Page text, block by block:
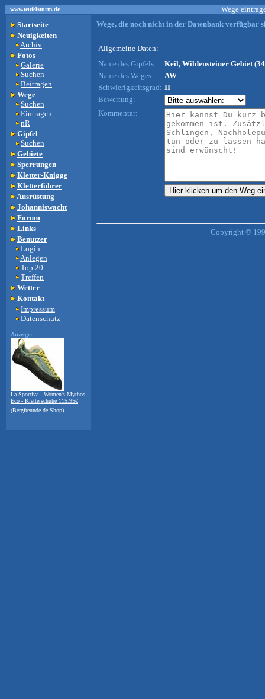
www.teufelsturm.de
Wege
Startseite
Neuigkeiten
Archiv
Fotos
Galerie
Suchen
Beitragen
Wege
Suchen
Eintragen
nR
Gipfel
Suchen
Gebiete
Sperrungen
Kletter-Knigge
Kletterführer
Ausrüstung
Johanniswacht
Forum
Links
Benutzer
Login
Anlegen
Top 20
Treffen
Wetter
Kontakt
Impressum
Datenschutz
Anzeige:
La Sportiva - Women's Mythos
Eco - Kletterschuhe 115.95€
(Bergfreunde.de Shop)
Wege, die noch nicht in der Datenbank verfügbar
Allgemeine Daten:
Name des Gipfels:
Keil, Wildensteiner Gebiet
Name des Weges:
AW
Schwierigkeitsgrad: II
Bewertung:
Kommentar:
Copyright ©